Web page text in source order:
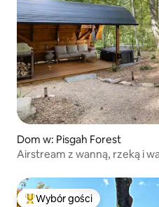
Dom w: Pisgah Forest
Airstream z wanną, rzeką i
Najpopularniejsze z kategorii
Wybór gości